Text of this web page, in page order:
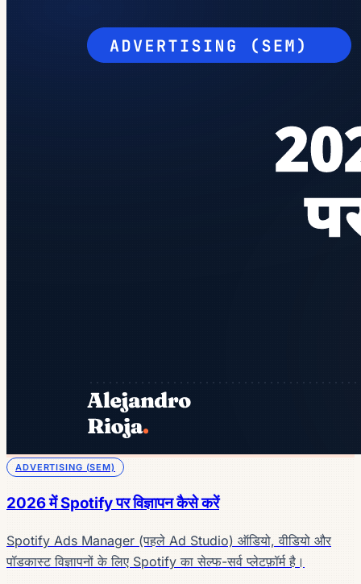
ADVERTISING (SEM)
2026 में Spotify पर विज्ञापन कैसे करें
Spotify Ads Manager (पहले Ad Studio) ऑडियो, वीडियो और
पॉडकास्ट विज्ञापनों के लिए Spotify का सेल्फ-सर्व प्लेटफ़ॉर्म है।